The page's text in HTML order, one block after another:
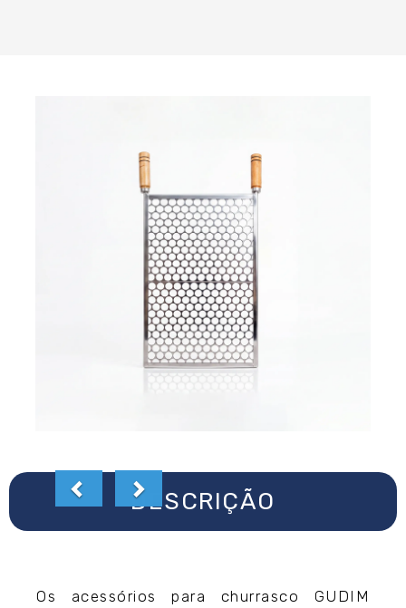
DESCRIÇÃO
Os acessórios para churrasco GUDIM